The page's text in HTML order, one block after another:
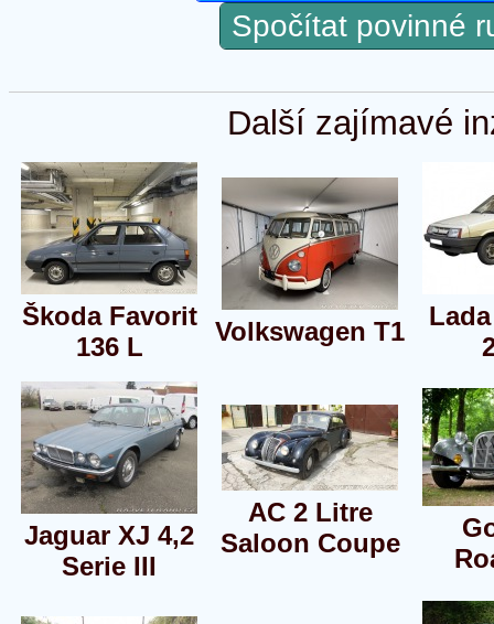
Spočítat povinné
Další zajímavé
Škoda Favorit
136 L
Volkswagen T1
Jaguar XJ 4,2
Serie III
AC 2 Litre
Saloon Coupe